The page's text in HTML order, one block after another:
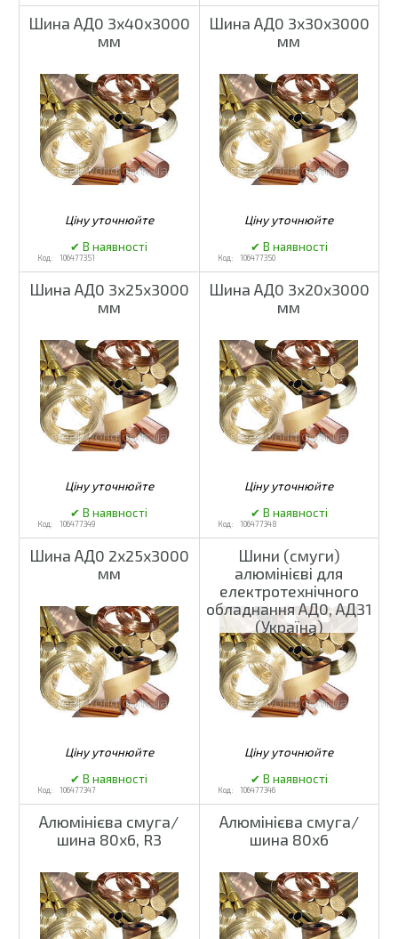
Шина АД0 3х40х3000
мм
106477351
Шина АД0 3х30х3000
мм
106477350
Шина АД0 3х25х3000
мм
106477349
Шина АД0 3х20х3000
мм
106477348
Шина АД0 2х25х3000
мм
106477347
Шини (смуги)
алюмінієві для
електротехнічного
обладнання АД0, АД31
(Україна)
106477346
Алюмінієва смуга/
шина 80x6, R3
Алюмінієва смуга/
шина 80x6